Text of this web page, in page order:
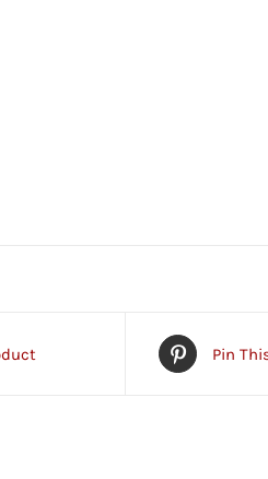
Pin